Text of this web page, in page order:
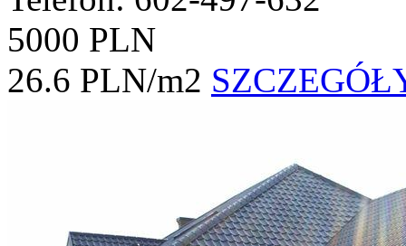
5000 PLN
26.6 PLN/m2